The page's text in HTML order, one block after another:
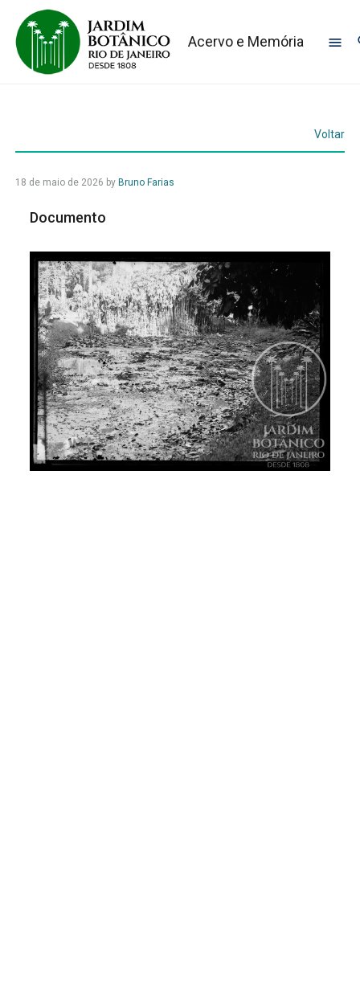
Acervo e Memória
Voltar
18 de maio de 2026 by Bruno Farias
Documento